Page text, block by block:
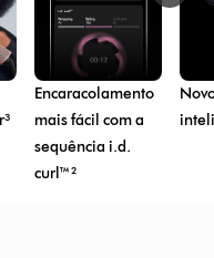
Encaracolamento
mais fácil com a
sequência i.d.
curl™²